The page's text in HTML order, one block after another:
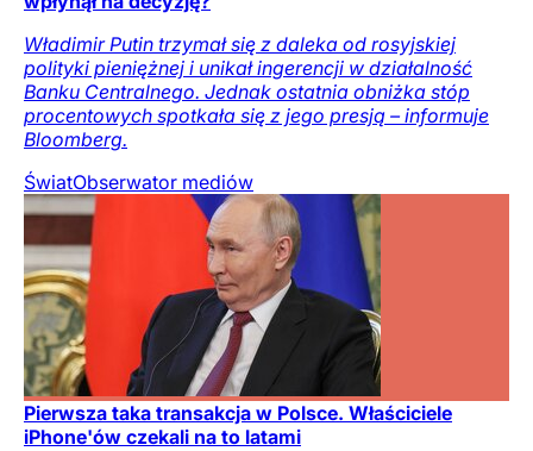
Władimir Putin trzymał się z daleka od rosyjskiej
polityki pieniężnej i unikał ingerencji w działalność
Banku Centralnego. Jednak ostatnia obniżka stóp
procentowych spotkała się z jego presją – informuje
Bloomberg.
ŚwiatObserwator mediów
Pierwsza taka transakcja w Polsce. Właściciele
iPhone'ów czekali na to latami